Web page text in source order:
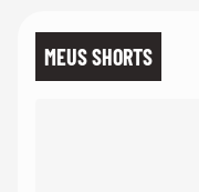
MEUS SHORTS